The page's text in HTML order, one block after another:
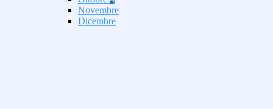
Novembre
Dicembre